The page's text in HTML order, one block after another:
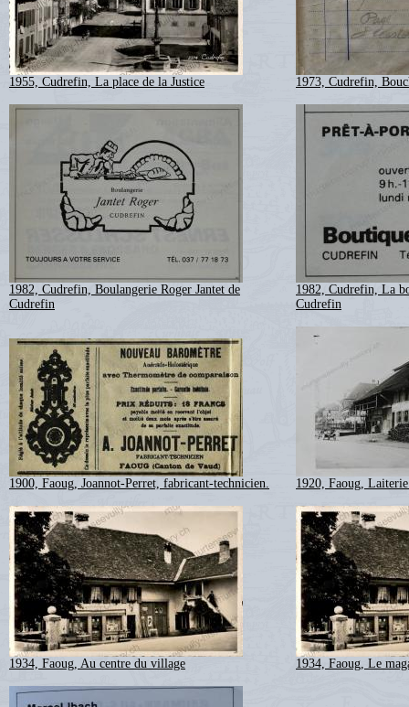
1955, Cudrefin, La place de la Justice 1973, Cudrefin,
1982, Cudrefin, Boulangerie Roger Jantet de
Cudrefin
1982, Cudrefin, La
Cudrefin
1900, Faoug, Joannot-Perret, fabricant-technicien. 1920, Faoug,
1934, Faoug, Au centre du village 1934, Faoug, Le